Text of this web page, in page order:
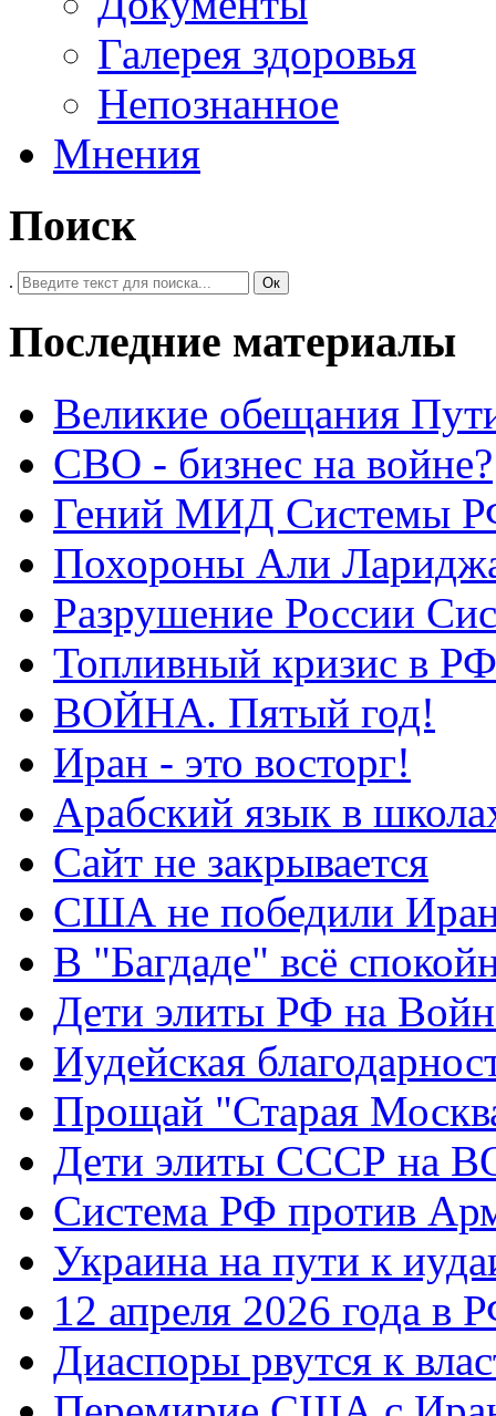
Галерея здоровья
Непознанное
Мнения
Поиск
. Ок
Последние материалы
Великие обещания
СВО - бизнес на войне?
Гений МИД Системы
Похороны Али
Разрушение России
Топливный кризис в РФ
ВОЙНА. Пятый год!
Иран - это восторг!
Арабский язык в
Сайт не закрывается
США не победили
В "Багдаде" всё
Дети элиты РФ на
Иудейская
Прощай "Старая
Дети элиты СССР на
Система РФ против
Украина на пути к
12 апреля 2026 года в
Диаспоры рвутся к